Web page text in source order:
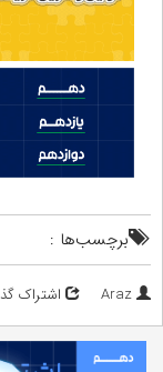
برچسب‌ها :
Araz اشتراک